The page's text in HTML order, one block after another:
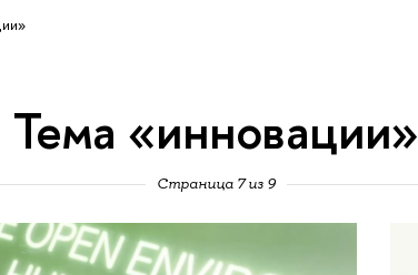
Тема «инновации»
Страница 7 из 9